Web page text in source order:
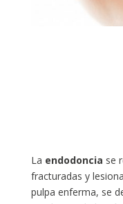
La endodoncia se
fracturadas y
pulpa enferma, se